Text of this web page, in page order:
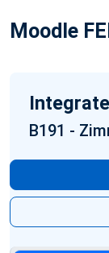
Moodle
B191 -